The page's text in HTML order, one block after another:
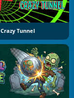
Crazy Tunnel